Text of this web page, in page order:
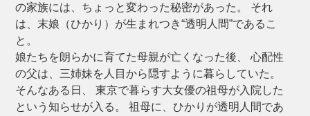
の家族には、ちょっと変わった秘密があった。 それ
は、末娘（ひかり）が生まれつき“透明人間”であるこ
と。
娘たちを朗らかに育てた母親が亡くなった後、 心配性
の父は、三姉妹を人目から隠すように暮らしていた。
そんなある日、 東京で暮らす大女優の祖母が入院した
という知らせが入る。 祖母に、ひかりが透明人間であ